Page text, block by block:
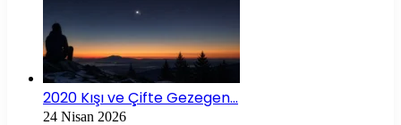
2020 Kışı ve Çifte Gezegen…
24 Nisan 2026